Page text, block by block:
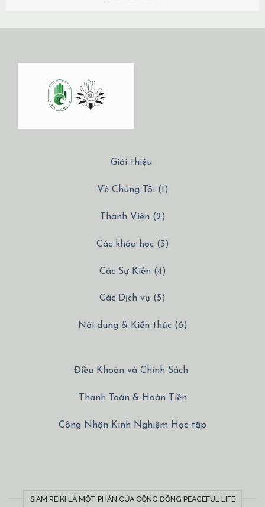
Giới thiệu
Về Chúng Tôi (1)
Thành Viên (2)
Các khóa học (3)
Các Sự Kiên (4)
Các Dịch vụ (5)
Nội dung & Kiến thức (6)
Điều Khoản và Chính Sách
Thanh Toán & Hoàn Tiền
Công Nhận Kinh Nghiệm Học tập
SIAM REIKI LÀ MỘT PHẦN CỦA CỘNG ĐỒNG PEACEFUL LIFE